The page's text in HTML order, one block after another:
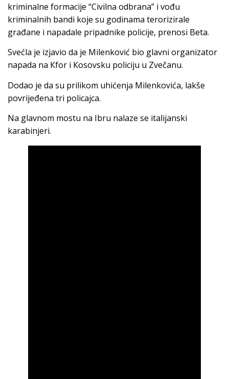
kriminalne formacije “Civilna odbrana” i vođu
kriminalnih bandi koje su godinama terorizirale
građane i napadale pripadnike policije, prenosi Beta.
Svećla je izjavio da je Milenković bio glavni organizator
napada na Кfor i Кosovsku policiju u Zvečanu.
Dodao je da su prilikom uhićenja Milenkovića, lakše
povrijeđena tri policajca.
Na glavnom mostu na Ibru nalaze se italijanski
karabinjeri.